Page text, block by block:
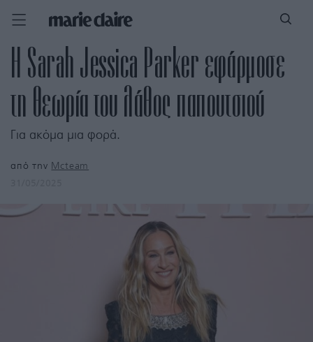
Η Sarah Jessica Parker εφάρμοσε
τη θεωρία του λάθος παπουτσιού
Για ακόμα μια φορά.
από την Mcteam